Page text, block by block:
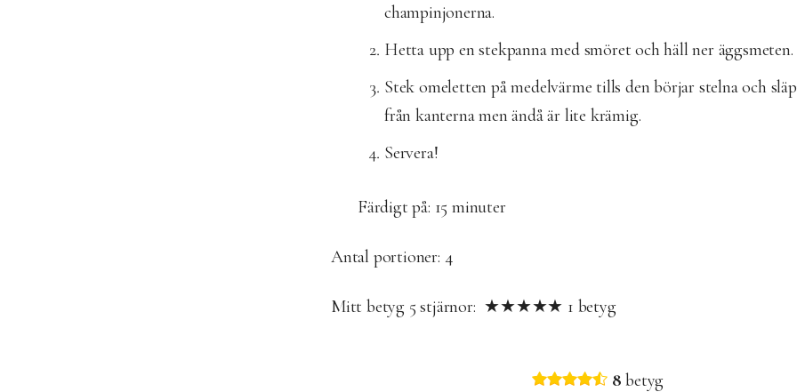
champinjonerna.
Hetta upp en stekpanna med smöret och häll ner äggsmeten.
Stek omeletten på medelvärme tills den börjar stelna och
från kanterna men ändå är lite krämig.
Servera!
Färdigt på: 15 minuter
Antal portioner: 4
Mitt betyg 5stjärnor: ★★★★★ 1 betyg
8 betyg